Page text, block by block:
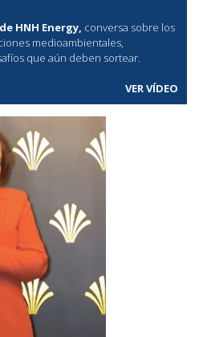
HNH Energy, conversa sobre los
medioambientales,
que aún deben sortear.
VER VÍDEO